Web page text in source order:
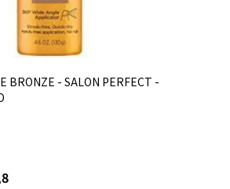
BRONZE - SALON PERFECT -